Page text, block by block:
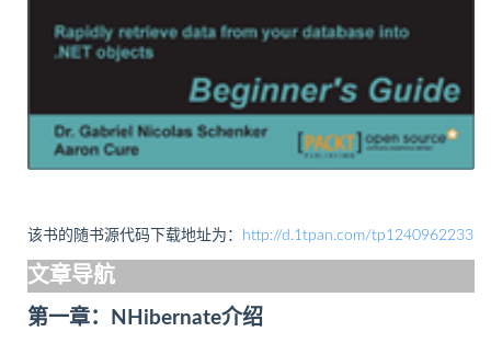
该书的随书源代码下载地址为： http://d.1tpan.com/tp1240962233
文章导航
第一章：NHibernate介绍